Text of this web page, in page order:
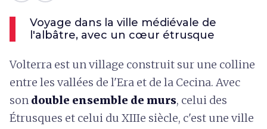
Voyage dans la ville médiévale de
l'albâtre, avec un cœur étrusque
Volterra est un village construit sur une colline
entre les vallées de l'Era et de la Cecina. Avec
son double ensemble de murs, celui des
Étrusques et celui du XIIIe siècle, c'est une ville